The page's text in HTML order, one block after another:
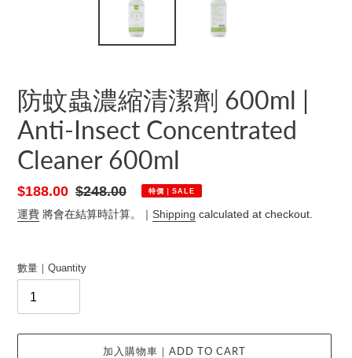
防蚊蟲濃縮清潔劑 600ml |
Anti-Insect Concentrated
Cleaner 600ml
特
價
｜
Sale
price
$188.00 原
價
price
$248.00 特價｜SALE
運費 將會在結算時計算。｜ Shipping calculated at checkout.
數量｜Quantity
加入購物車｜ADD TO CART